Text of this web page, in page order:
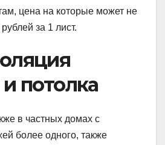
цена на которые может не
за 1 лист.
потолка
в частных домах с
более одного, также